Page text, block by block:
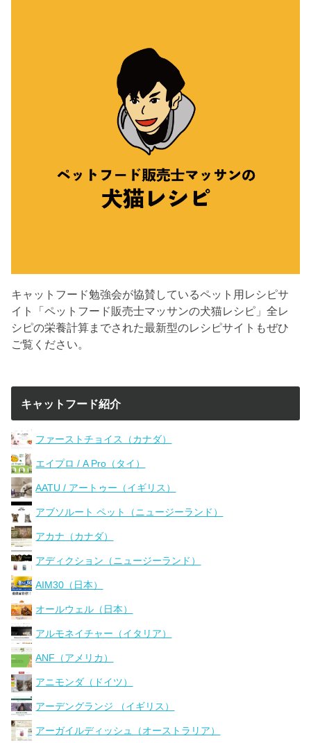
キャットフード勉強会が協賛しているペット用レシピサ
イト「ペットフード販売士マッサンの犬猫レシピ」全レ
シピの栄養計算までされた最新型のレシピサイトもぜひ
ご覧ください。
キャットフード紹介
ファーストチョイス（カナダ）
エイプロ / A Pro（タイ）
AATU / アートゥー（イギリス）
アブソルート ペット（ニュージーランド）
アカナ（カナダ）
アディクション（ニュージーランド）
AIM30（日本）
オールウェル（日本）
アルモネイチャー（イタリア）
ANF（アメリカ）
アニモンダ（ドイツ）
アーデングランジ （イギリス）
アーガイルディッシュ（オーストラリア）